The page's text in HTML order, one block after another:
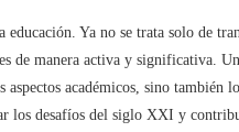
Ya no se trata solo de
de manera activa y significativa.
académicos, sino también
los desafíos del siglo XXI y